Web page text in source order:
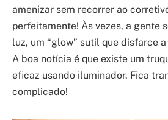
amenizar sem recorrer ao
perfeitamente! Às vezes, a gente
luz, um “glow” sutil que disfarce
A boa notícia é que existe um
eficaz usando iluminador. Fica
complicado!